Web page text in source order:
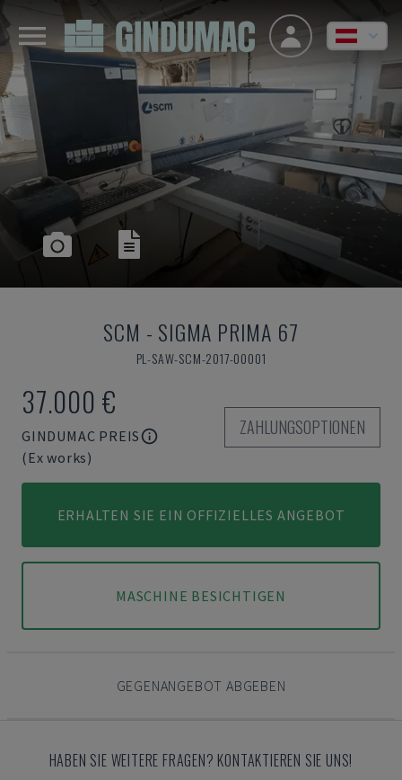
SCM - SIGMA PRIMA 67
PL-SAW-SCM-2017-00001
37.000 €
GINDUMAC PREIS
(Ex works)
ZAHLUNGSOPTIONEN
ERHALTEN SIE EIN OFFIZIELLES ANGEBOT
MASCHINE BESICHTIGEN
GEGENANGEBOT ABGEBEN
HABEN SIE WEITERE FRAGEN? KONTAKTIEREN SIE UNS!